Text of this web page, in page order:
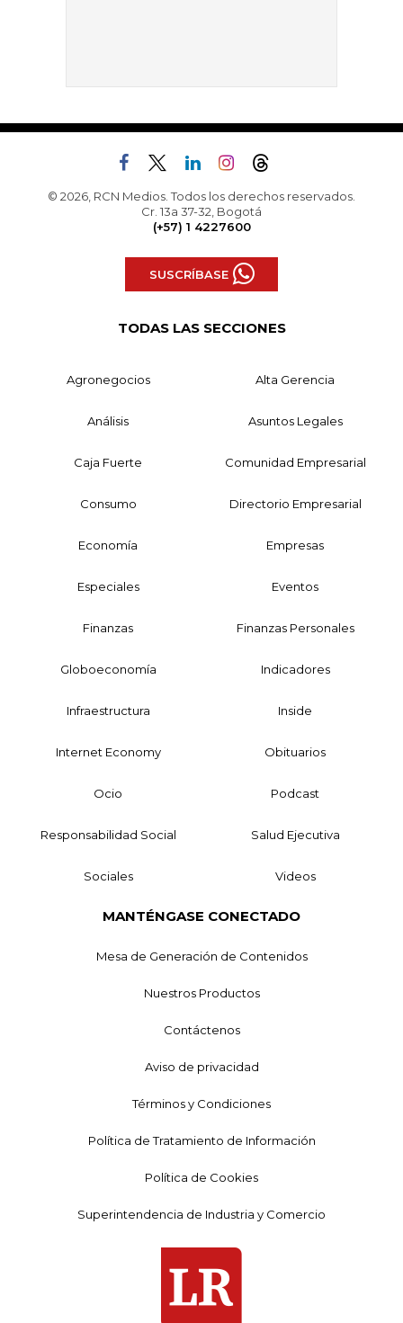
© 2026, RCN Medios. Todos los derechos reservados.
Cr. 13a 37-32, Bogotá
(+57) 1 4227600
SUSCRÍBASE
TODAS LAS SECCIONES
Agronegocios Alta Gerencia
Análisis Asuntos Legales
Caja Fuerte Comunidad Empresarial
Consumo Directorio Empresarial
Economía Empresas
Especiales Eventos
Finanzas Finanzas Personales
Globoeconomía Indicadores
Infraestructura Inside
Internet Economy Obituarios
Ocio Podcast
Responsabilidad Social Salud Ejecutiva
Sociales Videos
MANTÉNGASE CONECTADO
Mesa de Generación de Contenidos
Nuestros Productos
Contáctenos
Aviso de privacidad
Términos y Condiciones
Política de Tratamiento de Información
Política de Cookies
Superintendencia de Industria y Comercio